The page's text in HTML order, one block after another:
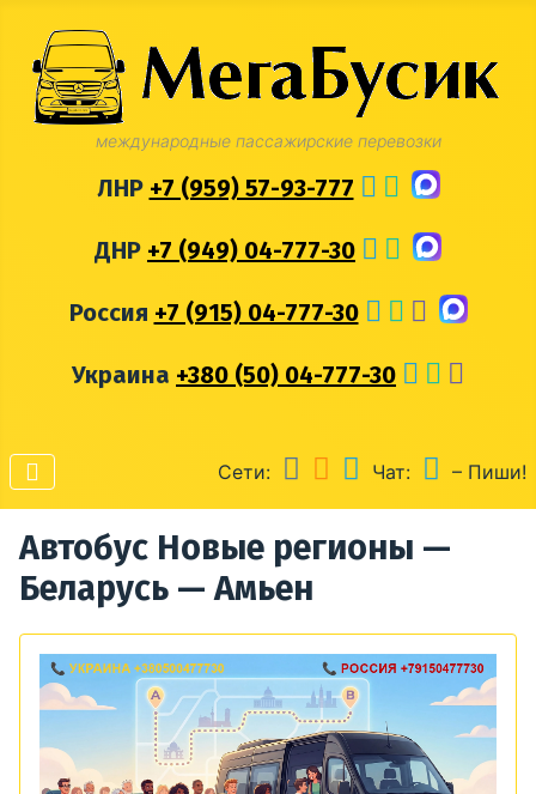
международные пассажирские перевозки
ЛНР +7 (959) 57-93-777
ДНР +7 (949) 04-777-30
Россия +7 (915) 04-777-30
Украина +380 (50) 04-777-30
Сети: Чат: – Пиши!
Автобус Новые регионы —
Беларусь — Амьен